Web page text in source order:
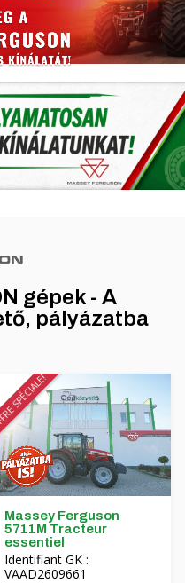
gépek - A
pályázatba
SPÉCIALE!
Massey Ferguson
5711M Tracteur
essentiel
Identifiant GK :
VAAD2609661